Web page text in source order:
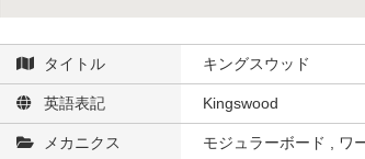
タイトル キングスウッド
英語表記 Kingswood
メカニクス
モジュラーボード , ワ